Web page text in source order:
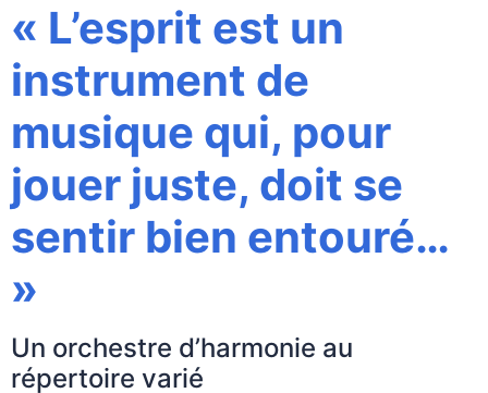
« L’esprit est un
instrument de
musique qui, pour
jouer juste, doit se
sentir bien entouré…
»
Un orchestre d’harmonie au
répertoire varié